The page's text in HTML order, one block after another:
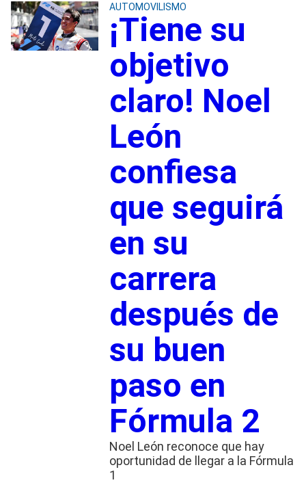
AUTOMOVILISMO
¡Tiene su
objetivo
claro! Noel
León
confiesa
que seguirá
en su
carrera
después de
su buen
paso en
Fórmula 2
Noel León reconoce que hay
oportunidad de llegar a la Fórmula
1